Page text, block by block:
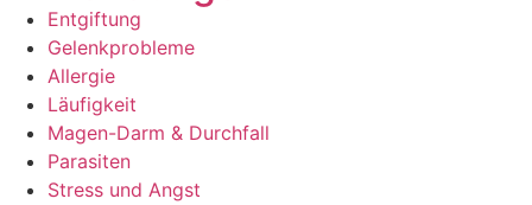
Entgiftung
Gelenkprobleme
Allergie
Läufigkeit
Magen-Darm & Durchfall
Parasiten
Stress und Angst